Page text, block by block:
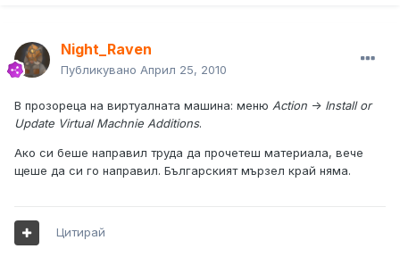
Night_Raven
Публикувано Април 25, 2010
В прозореца на виртуалната машина: меню Action -> Install or
Update Virtual Machnie Additions.
Ако си беше направил труда да прочетеш материала, вече
щеше да си го направил. Българският мързел край няма.
Цитирай